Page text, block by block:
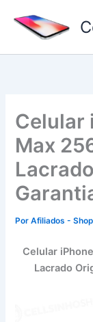
para
conteúdo
Celular
Max
PorAfiliados -
Celular
Lacrado